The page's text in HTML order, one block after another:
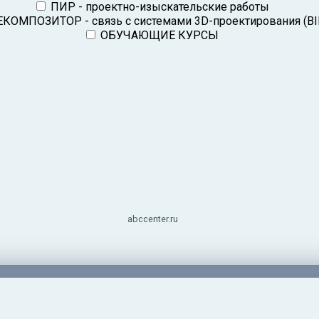
ПИР - проектно-изыскательские работы
- связь с системами 3D-проектирования
ОБУЧАЮЩИЕ КУРСЫ
abccenter.ru